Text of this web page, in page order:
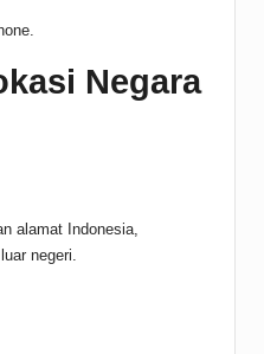
Negara
alamat Indonesia,
negeri.